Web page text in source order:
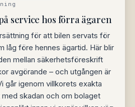
service hos förra ägaren
för att bilen servats för
låg före hennes ägartid. Här blir
mellan säkerhetsföreskrift
avgörande – och utgången är
går igenom villkorets exakta
skadan och om bolaget